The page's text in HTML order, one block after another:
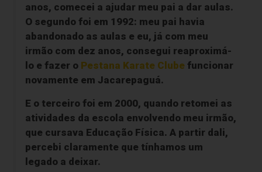
anos, comecei a ajudar meu pai a dar aulas.
O segundo foi em 1992: meu pai havia
abandonado as aulas e eu, já com meu
irmão com dez anos, consegui reaproximá-
lo e fazer o Pestana Karate Clubefuncionar
novamente em Jacarepaguá.
E o terceiro foi em 2000, quando retomei as
atividades da escola envolvendo meu irmão,
que cursava Educação Física. A partir dali,
percebi claramente que tínhamos um
legado a deixar.